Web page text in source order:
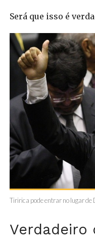
Será que isso é
Tiririca pode entrar no lugar de
Verdadeiro